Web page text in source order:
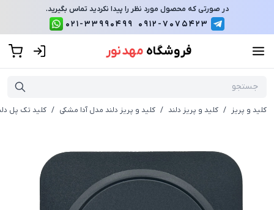
در صورتی که محصول مورد نظر را پیدا نکردید تماس بگیرید.
0912-7075423
021-33990499
فروشگاه مهد نور
کلید و پریز / کلید و پریز دلند / کلید و پریز دلند مدل آدا مشکی / کلید تک پل